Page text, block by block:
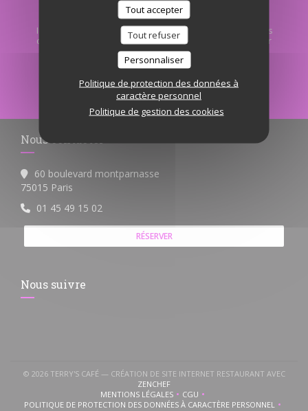
Tout accepter
Tout refuser
Personnaliser
Politique de protection des données à
caractère personnel
Politique de gestion des cookies
Newsletter*
Inscrivez-vous à notre lettre d'information pour recevoir des
communications personnalisées et des offres marketing par
courriel.
S'ABONNER
Nous contacter
60 boulevard montparnasse
75015 Paris
01 45 49 15 02
RÉSERVER
Nous suivre
© 2026 TERRY'S CAFÉ — CRÉATION DE SITE INTERNET RESTAURANT AVEC
ZENCHEF((OUVRE UNE NOUVELLE FENÊTRE))
MENTIONS LÉGALES((OUVRE UNE NOUVELLE FENÊTRE))
CGU((OUVRE UNE NOUVELLE
POLITIQUE DE PROTECTION DES DONNÉES À CARACTÈRE PERSONNEL
((OUVRE UNE NOUVELLE FENÊTRE))